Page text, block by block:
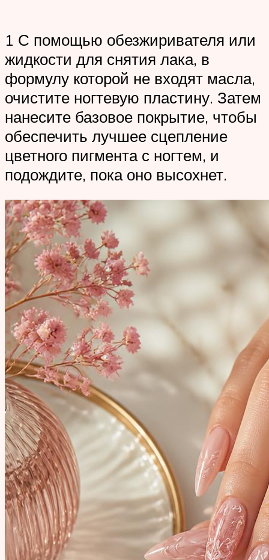
1 С помощью обезжиривателя или
жидкости для снятия лака, в
формулу которой не входят масла,
очистите ногтевую пластину. Затем
нанесите базовое покрытие, чтобы
обеспечить лучшее сцепление
цветного пигмента с ногтем, и
подождите, пока оно высохнет.